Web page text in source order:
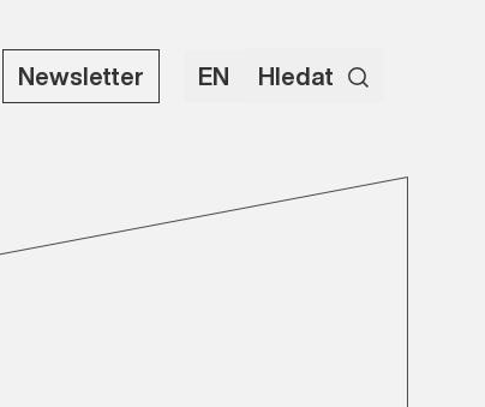
Newsletter EN Hledat